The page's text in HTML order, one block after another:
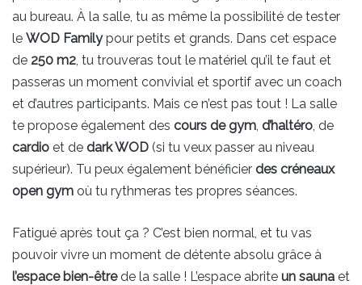
au bureau. À la salle, tu as même la possibilité de tester
le WOD Familypour petits et grands. Dans cet espace
de 250 m2, tu trouveras tout le matériel qu’il te faut et
passeras un moment convivial et sportif avec un coach
et d’autres participants. Mais ce n’est pas tout ! La salle
te propose également des cours de gym, d’haltéro, de
cardio et de dark WOD (si tu veux passer au niveau
supérieur). Tu peux également bénéficier des créneaux
open gym où tu rythmeras tes propres séances.
Fatigué après tout ça ? C’est bien normal, et tu vas
pouvoir vivre un moment de détente absolu grâce à
l’espace bien-êtrede la salle ! L’espace abrite un sauna et